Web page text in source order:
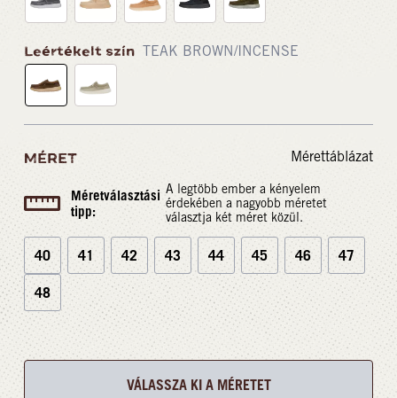
Leértékelt szín TEAK BROWN/INCENSE
MÉRET Mérettáblázat
Méretválasztási
tipp:
A legtöbb ember a kényelem
érdekében a nagyobb méretet
választja két méret közül.
40 41 42 43 44 45 46 47
48
VÁLASSZA KI A MÉRETET